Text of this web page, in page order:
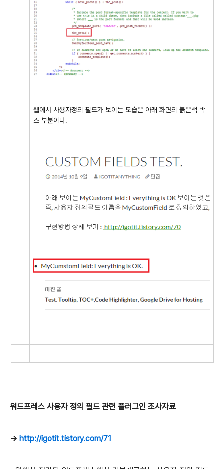
웹에서 사용자정의 필드가 보이는 모습은 아래 화면의 붉은색 박
스 부분이다.
워드프레스 사용자 정의 필드 관련 플러그인 조사자료
-> http://igotit.tistory.com/71